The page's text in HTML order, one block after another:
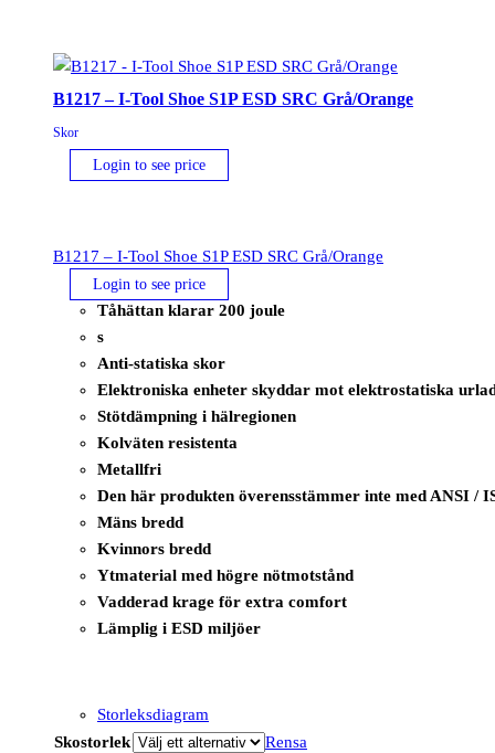
SR
B1217 – I-Tool Shoe S1P ESD SRC Grå/Orange
Skor
Login to see price
B1217 – I-Tool Shoe S1P ESD SRC Grå/Orange
Login to see price
Tåhättan klarar 200 joule
s
Anti-statiska skor
Elektroniska enheter skyddar mot elektrostatiska
Stötdämpning i hälregionen
Kolväten resistenta
Metallfri
Den här produkten överensstämmer inte med ANSI /
Mäns bredd
Kvinnors bredd
Ytmaterial med högre nötmotstånd
Vadderad krage för extra comfort
Lämplig i ESD miljöer
Storleksdiagram
Skostorlek
Rensa